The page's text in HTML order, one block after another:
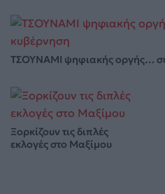
ΤΣΟΥΝΑΜΙ ψηφιακής οργής…
Ξορκίζουν τις διπλές
εκλογές στο Μαξίμου